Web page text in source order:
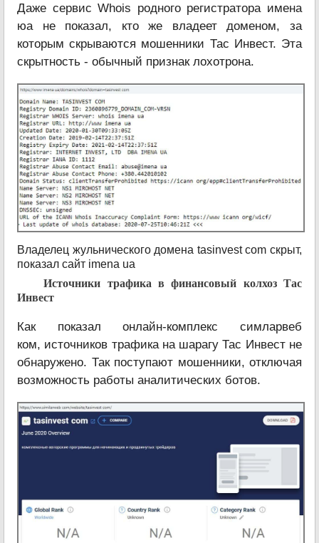
Даже сервис Whois родного регистратора имена
юа не показал, кто же владеет доменом, за
которым скрываются мошенники Тас Инвест. Эта
скрытность - обычный признак лохотрона.
Владелец жульнического домена tasinvest com скрыт,
показал сайт imena ua
Источники трафика в финансовый колхоз Тас
Инвест
Как показал онлайн-комплекс симларвеб
ком, источников трафика на шарагу Тас Инвест не
обнаружено. Так поступают мошенники, отключая
возможность работы аналитических ботов.